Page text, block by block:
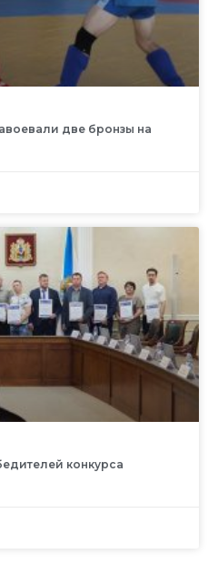
две бронзы на
конкурса